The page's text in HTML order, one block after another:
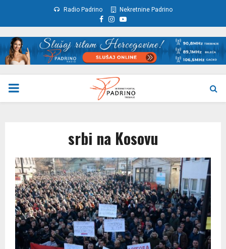
Radio Padrino Nekretnine Padrino
Facebook
Instagram
Youtube
PRIMARY
srbi na Kosovu